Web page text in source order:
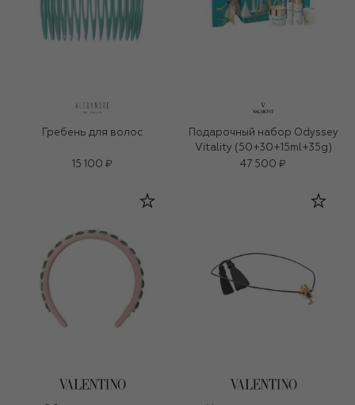
Гребень для волос
15 100 ₽
Подарочный набор Odyssey
Vitality (50+30+15ml+35g)
47 500 ₽